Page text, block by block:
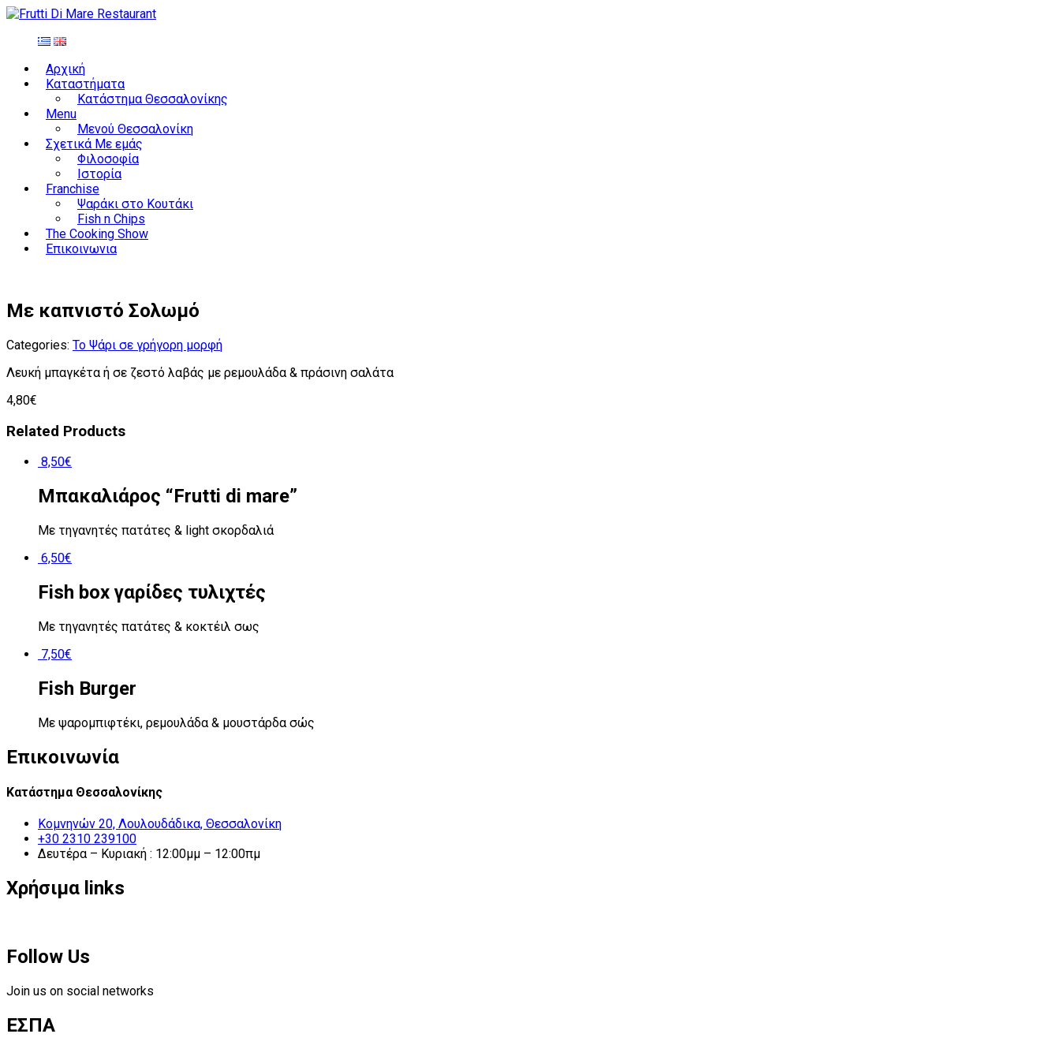
Αρχική
Καταστήματα
Κατάστημα Θεσσαλονίκης
Menu
Μενού Θεσσαλονίκη
Σχετικά Με εμάς
Φιλοσοφία
Ιστορία
Franchise
Ψαράκι στο Κουτάκι
Fish n Chips
The Cooking Show
Επικοινωνια
Με καπνιστό Σολωμό
Categories: Το Ψάρι σε γρήγορη μορφή
Λευκή μπαγκέτα ή σε ζεστό λαβάς με ρεμουλάδα & πράσινη σαλάτα
4,80€
Related Products
8,50€
Mπακαλιάρος “Frutti di mare”
Με τηγανητές πατάτες & light σκορδαλιά
6,50€
Fish box γαρίδες τυλιχτές
Mε τηγανητές πατάτες & κοκτέιλ σως
7,50€
Fish Burger
Με ψαρομπιφτέκι, ρεμουλάδα & μουστάρδα σώς
Επικοινωνία
Κατάστημα Θεσσαλονίκης
Κομνηνών 20, Λουλουδάδικα, Θεσσαλονίκη
+30 2310 239100
Δευτέρα – Κυριακή : 12:00μμ – 12:00πμ
Χρήσιμα links
Follow Us
Join us on social networks
ΕΣΠΑ